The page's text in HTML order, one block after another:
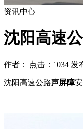
资讯中心
沈阳高速
作者： 点击：1034 发
沈阳高速公路声屏障